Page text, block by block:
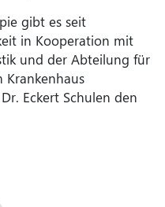
gibt es seit
in Kooperation mit
und der Abteilung für
Krankenhaus
Eckert Schulen den